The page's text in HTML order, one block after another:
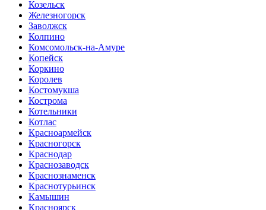
Козельск
Железногорск
Заволжск
Колпино
Комсомольск-на-Амуре
Копейск
Коркино
Королев
Костомукша
Кострома
Котельники
Котлас
Красноармейск
Красногорск
Краснодар
Краснозаводск
Краснознаменск
Краснотурьинск
Камышин
Красноярск